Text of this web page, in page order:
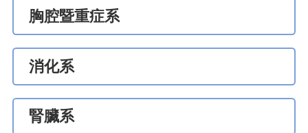
胸腔暨重症系
消化系
腎臟系